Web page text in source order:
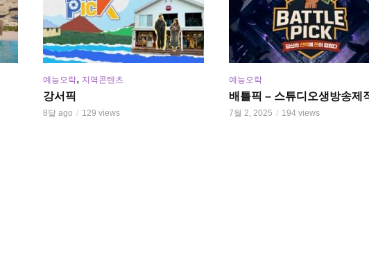
예능오락, 지역콘텐츠
강서픽
8달 ago 129 views
예능오락
배틀픽 – 스튜디오생방송제
7월 2, 2025 194 views